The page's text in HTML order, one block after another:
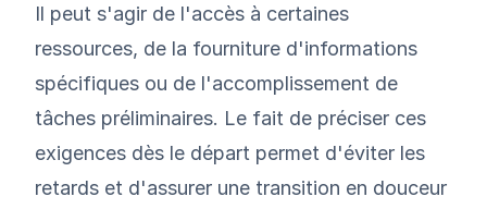
Il peut s'agir de l'accès à certaines
ressources, de la fourniture d'informations
spécifiques ou de l'accomplissement de
tâches préliminaires. Le fait de préciser ces
exigences dès le départ permet d'éviter les
retards et d'assurer une transition en douceur